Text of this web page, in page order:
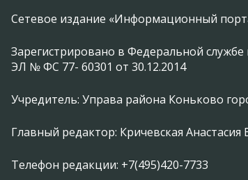
Сетевое издание «Информационный
Зарегистрировано в Федеральной
ЭЛ № ФС 77- 60301 от 30.12.2014
Учредитель: Управа района Коньково
Главный редактор: Кричевская Анастасия
Телефон редакции: +7(495)420-7733